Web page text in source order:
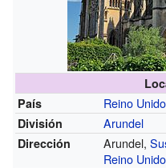
País
Reino Unido
División Arundel
Dirección Arundel,
Reino Unido